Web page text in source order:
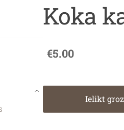
›
Koka
€5.00
Ielikt